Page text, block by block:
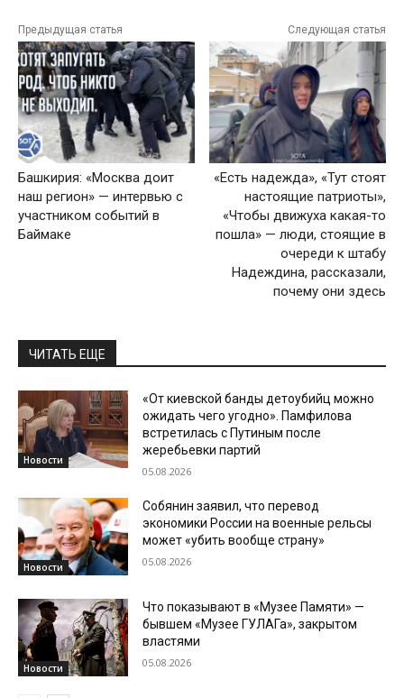
Предыдущая статья
Башкирия: «Москва доит
наш регион» — интервью с
участником событий в
Баймаке
Следующая статья
«Есть надежда», «Тут стоят
настоящие патриоты»,
«Чтобы движуха какая-то
пошла» — люди, стоящие в
очереди к штабу
Надеждина, рассказали,
почему они здесь
ЧИТАТЬ ЕЩЕ
Новости
«От киевской банды детоубийц можно
ожидать чего угодно». Памфилова
встретилась с Путиным после
жеребьевки партий
05.08.2026
Новости
Собянин заявил, что перевод
экономики России на военные рельсы
может «убить вообще страну»
05.08.2026
Новости
Что показывают в «Музее Памяти» —
бывшем «Музее ГУЛАГа», закрытом
властями
05.08.2026